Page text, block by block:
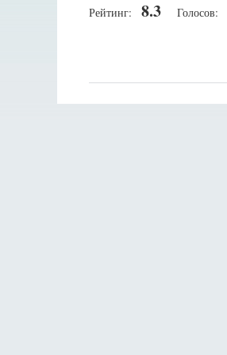
Рейтинг: 8.3 Голосов: